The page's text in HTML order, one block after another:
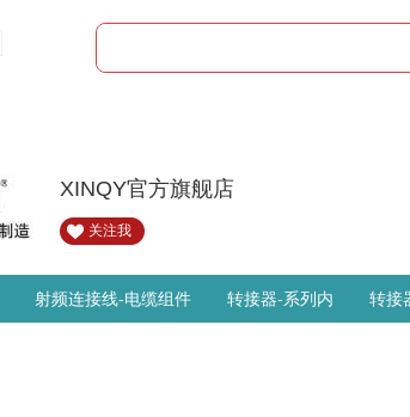
XINQY官方旗舰店
关注我
射频连接线-电缆组件 转接器-系列内 转接